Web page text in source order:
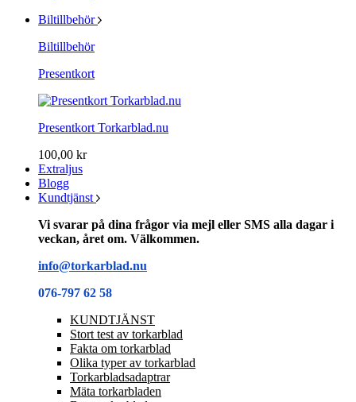
Biltillbehör
Biltillbehör
Presentkort
Presentkort Torkarblad.nu
100,00 kr
Extraljus
Blogg
Kundtjänst
Vi svarar på dina frågor via mejl eller SMS alla dagar i
veckan, året om. Välkommen.
info@torkarblad.nu
076-797 62 58
KUNDTJÄNST
Stort test av torkarblad
Fakta om torkarblad
Olika typer av torkarblad
Torkarbladsadaptrar
Mäta torkarbladen